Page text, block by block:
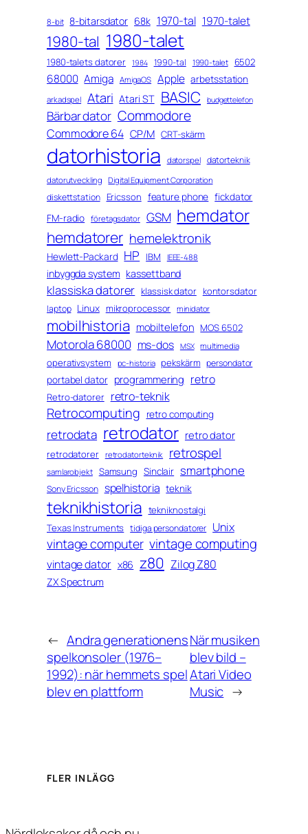
8-bit 8-bitarsdator 68k 1970-tal 1970-talet
1980-tal 1980-talet
1980-talets datorer 1984 1990-tal 1990-talet 6502
68000 Amiga AmigaOS Apple arbetsstation
arkadspel Atari Atari ST BASIC budgettelefon
Bärbar dator Commodore
Commodore 64 CP/M CRT-skärm
datorhistoria datorspel datorteknik
datorutveckling Digital Equipment Corporation
diskettstation Ericsson feature phone fickdator
FM-radio
företagsdator GSM hemdator
hemdatorer hemelektronik
Hewlett-Packard HP IBM IEEE-488
inbyggda system kassettband
klassiska datorer klassisk dator kontorsdator
laptop Linux mikroprocessor minidator
mobilhistoria mobiltelefon MOS 6502
Motorola 68000 ms-dos MSX multimedia
operativsystem pc-historia pekskärm persondator
portabel dator programmering retro
Retro-datorer retro-teknik
Retrocomputing retro computing
retrodata retrodator retro dator
retrodatorer retrodatorteknik retrospel
samlarobjekt Samsung Sinclair smartphone
Sony Ericsson spelhistoria teknik
teknikhistoria tekniknostalgi
Texas Instruments tidiga persondatorer Unix
vintage computer vintage computing
vintage dator x86 z80 Zilog Z80
ZX Spectrum
← Andra generationens
spelkonsoler (1976–
1992): när hemmets spel
blev en plattform
När musiken
blev bild –
Atari Video
Music →
FLER INLÄGG